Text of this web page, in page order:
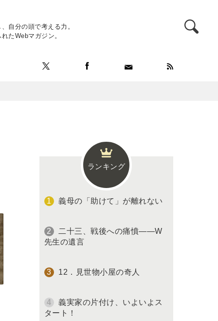
自分の頭で考える力。
たWebマガジン。
ランキング
義母の「助けて」が離れない
二十三、戦後への痛憤――W
先生の遺言
12．見世物小屋の奇人
義実家の片付け、いよいよス
タート！